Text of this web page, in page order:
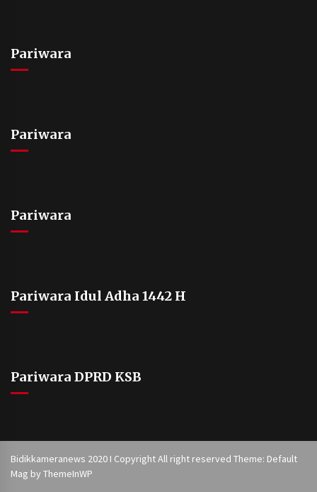
Pariwara
Pariwara
Pariwara
Pariwara Idul Adha 1442 H
Pariwara DPRD KSB
Bidikkameranews 2020 I Copyright All right reserved Theme: Default
Mag by ThemeInWP